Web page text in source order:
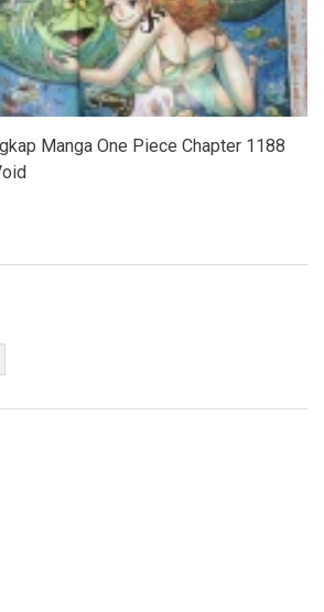
Manga One Piece Chapter 1188